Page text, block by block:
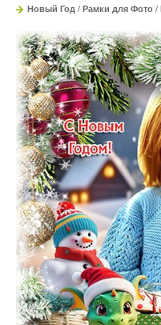
Новый Год / Рамки для Фото /